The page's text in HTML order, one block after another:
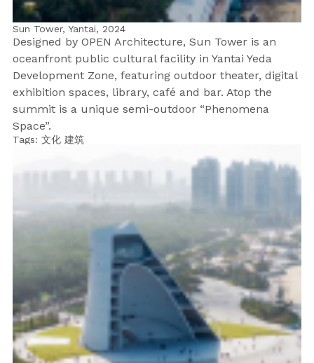
Sun Tower, Yantai, 2024
Designed by OPEN Architecture, Sun Tower is an
oceanfront public cultural facility in Yantai Yeda
Development Zone, featuring outdoor theater, digital
exhibition spaces, library, café and bar. Atop the
summit is a unique semi-outdoor “Phenomena
Space”.
Tags: 文化 建筑